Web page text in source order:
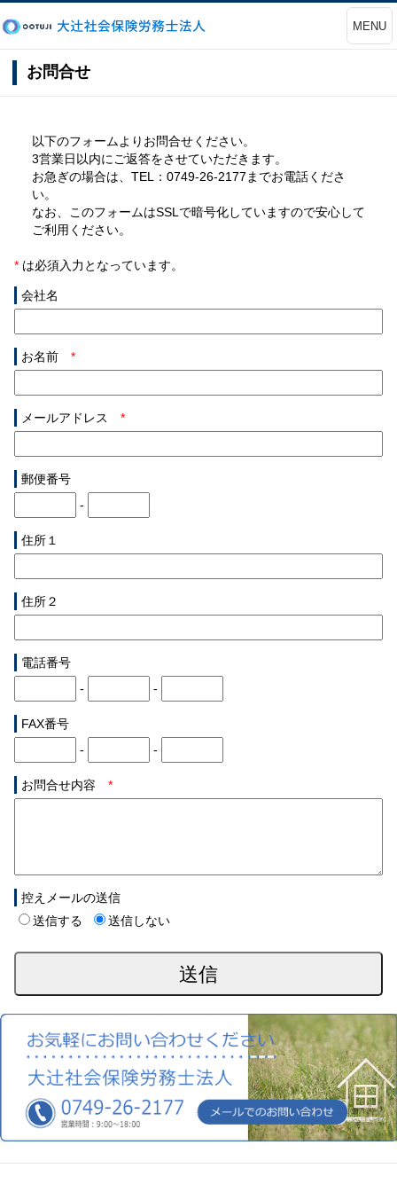
MENU
お問合せ
以下のフォームよりお問合せください。
3営業日以内にご返答をさせていただきます。
お急ぎの場合は、TEL：0749-26-2177までお電話くださ
い。
なお、このフォームはSSLで暗号化していますので安心して
ご利用ください。
* は必須入力となっています。
会社名
お名前 *
メールアドレス *
郵便番号
-
住所１
住所２
電話番号
-
-
FAX番号
-
-
お問合せ内容 *
控えメールの送信
送信する
送信しない